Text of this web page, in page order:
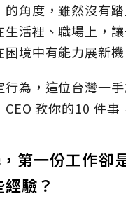
角度，雖然沒有
活裡、職場上，
境中有能力展新
為，這位台灣一
教你的10 件事
第一份工作卻
驗？